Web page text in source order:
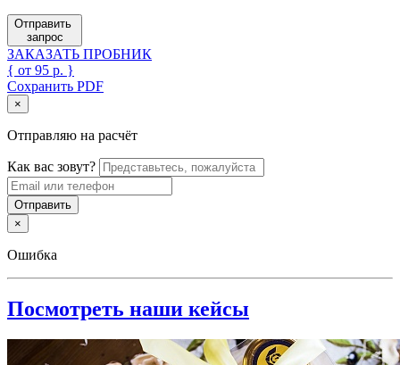
Отправить
запрос
ЗАКАЗАТЬ ПРОБНИК
{ от 95 р. }
Сохранить PDF
×
Отправляю на расчёт
Как вас зовут?
×
Ошибка
Посмотреть наши кейсы